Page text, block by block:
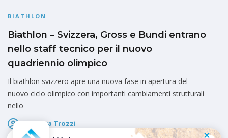
BIATHLON
Biathlon – Svizzera, Gross e Bundi entrano
nello staff tecnico per il nuovo
quadriennio olimpico
Il biathlon svizzero apre una nuova fase in apertura del
nuovo ciclo olimpico con importanti cambiamenti strutturali
nello
Federica Trozzi
Pubblicato il